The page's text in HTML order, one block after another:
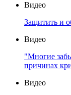
Видео
Защитить и
Видео
"Многие
причинах
Видео